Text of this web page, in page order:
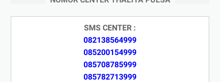
SMS CENTER :
082138564999
085200154999
085708785999
085782713999